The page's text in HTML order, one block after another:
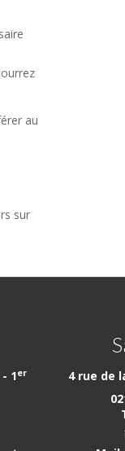
au
sur
1er 4 rue de